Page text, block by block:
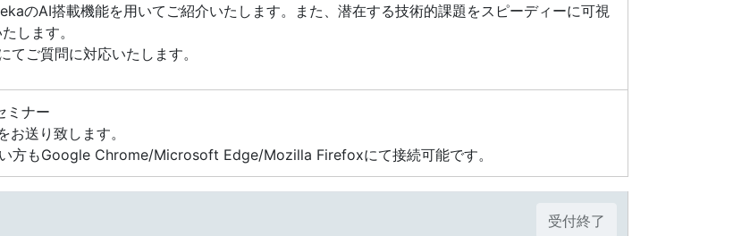
のAI搭載機能を用いてご紹介いたします。また、潜在する技術的課題をスピーディーに可視
します。
ご質問に対応いたします。
ミナー
お送り致します。
方もGoogle Chrome/Microsoft Edge/Mozilla Firefoxにて接続可能です。
受付終了